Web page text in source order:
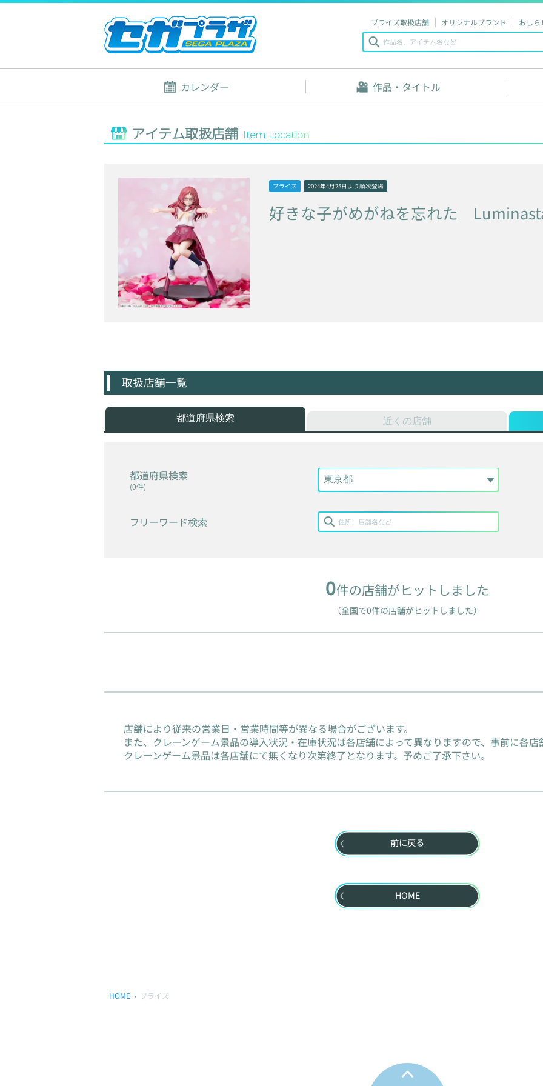
プライズ取扱店舗 オリジナルブランド おしら
カレンダー 作品・タイトル
アイテム取扱店舗 Item Location
プライズ 2024年4月25日 より順次登場
好きな子がめがねを忘れた
取扱店舗一覧
都道府県検索 近くの店舗
都道府県検索
(0件)
フリーワード検索
0件の店舗がヒットしました
（全国で0件の店舗がヒットしました）
店舗により従来の営業日・営業時間等が異なる場合がございます。
また、クレーンゲーム景品の導入状況・在庫状況は各店舗によって異なりますので、事前に各店
クレーンゲーム景品は各店舗にて無くなり次第終了となります。予めご了承下さい。
前に戻る
HOME
HOME プライズ